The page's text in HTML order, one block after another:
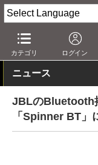
カテゴリ ログイン
AV Watch 製品 レ
ニュース
JBLのBluetooth
「Spinner BT」